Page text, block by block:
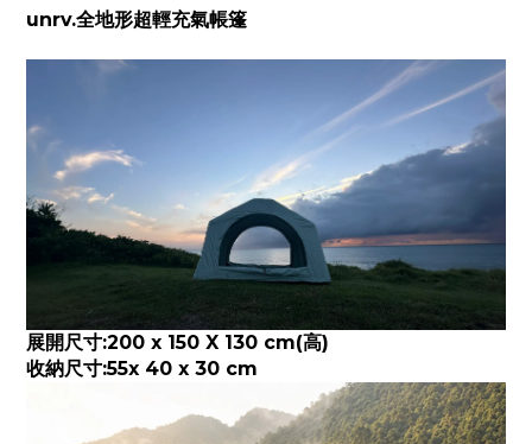
unrv.全地形超輕充氣帳篷
展開尺寸:200 x 150 X 130 cm(高)
收納尺寸:55x 40 x 30 cm